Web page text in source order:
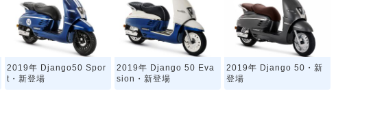
2019年 Django50 Spor
t・新登場
2019年 Django 50 Eva
sion・新登場
2019年 Django 50・新
登場